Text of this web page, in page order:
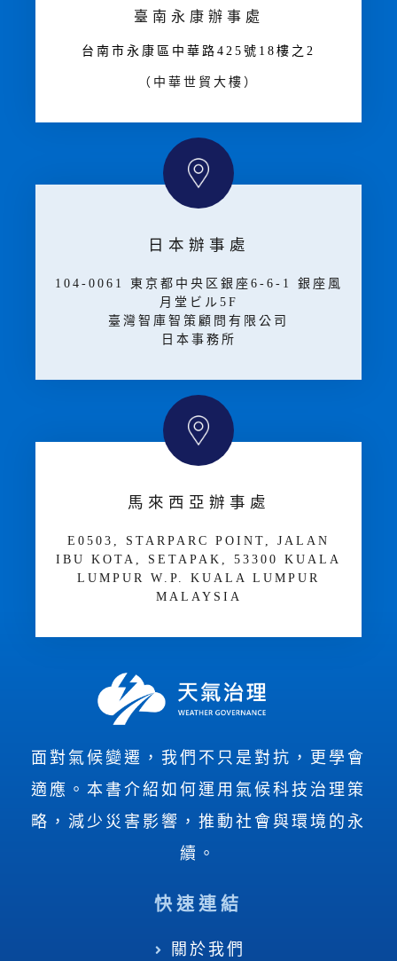
臺南永康辦事處
台南市永康區中華路425號18樓之2
（中華世貿大樓）
日本辦事處
104-0061 東京都中央区銀座6-6-1 銀座風
月堂ビル5F
臺灣智庫智策顧問有限公司
日本事務所
馬來西亞辦事處
E­05­03, STARPARC POINT, JALAN
IBU KOTA, SETAPAK, 53300 KUALA
LUMPUR W.P. KUALA LUMPUR
MALAYSIA
面對氣候變遷，我們不只是對抗，更學會
適應。本書介紹如何運用氣候科技治理策
略，減少災害影響，推動社會與環境的永
續。
快速連結
關於我們